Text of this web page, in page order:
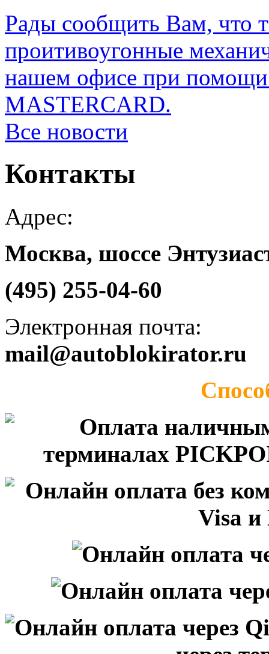
Рады сообщить Вам, что
проитивоугонные
нашем офисе при помощи
MASTERCARD.
Все новости
Контакты
Адрес:
Москва, шоссе
(495) 255-04-60
Электронная почта:
mail@autoblokirator.ru